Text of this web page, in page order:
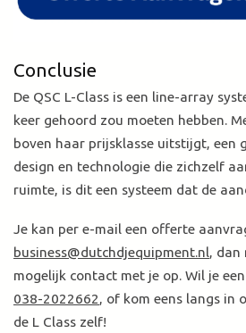
Conclusie
De QSC L-Class is een line-array
keer gehoord zou moeten hebben.
boven haar prijsklasse uitstijgt, een
design en technologie die zichzelf
ruimte, is dit een systeem dat de
Je kan per e-mail een offerte
business@dutchdjequipment.nl, dan
mogelijk contact met je op. Wil je
038-2022662, of kom eens langs in
de L Class zelf!